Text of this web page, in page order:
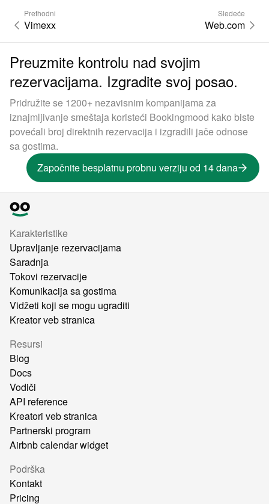
Prethodni
Vimexx
Sledeće
Web.com
Preuzmite kontrolu nad svojim
rezervacijama. Izgradite svoj posao.
Pridružite se 1200+ nezavisnim kompanijama za
iznajmljivanje smeštaja koristeći Bookingmood kako biste
povećali broj direktnih rezervacija i izgradili jače odnose
sa gostima.
Započnite besplatnu probnu verziju od 14 dana
Karakteristike
Upravljanje rezervacijama
Saradnja
Tokovi rezervacije
Komunikacija sa gostima
Vidžeti koji se mogu ugraditi
Kreator veb stranica
Resursi
Blog
Docs
Vodiči
API reference
Kreatori veb stranica
Partnerski program
Airbnb calendar widget
Podrška
Kontakt
Pricing